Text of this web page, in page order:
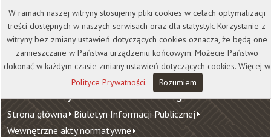
Kontakt Biblioteka
Wydawnictwo
Wirtualna Uczelnia
Uniwersytet Jana Kochanowskiego w Kielcach
Strona główna Biuletyn Informacji Publicznej
Wewnętrzne akty normatywne
W ramach naszej witryny stosujemy pliki cookies w celach optymalizacji
treści dostępnych w naszych serwisach oraz dla statystyk. Korzystanie z
witryny bez zmiany ustawień dotyczących cookies oznacza, że będą one
zamieszczane w Państwa urządzeniu końcowym. Możecie Państwo
dokonać w każdym czasie zmiany ustawień dotyczących cookies. Więcej w
Polityce Prywatności. Rozumiem